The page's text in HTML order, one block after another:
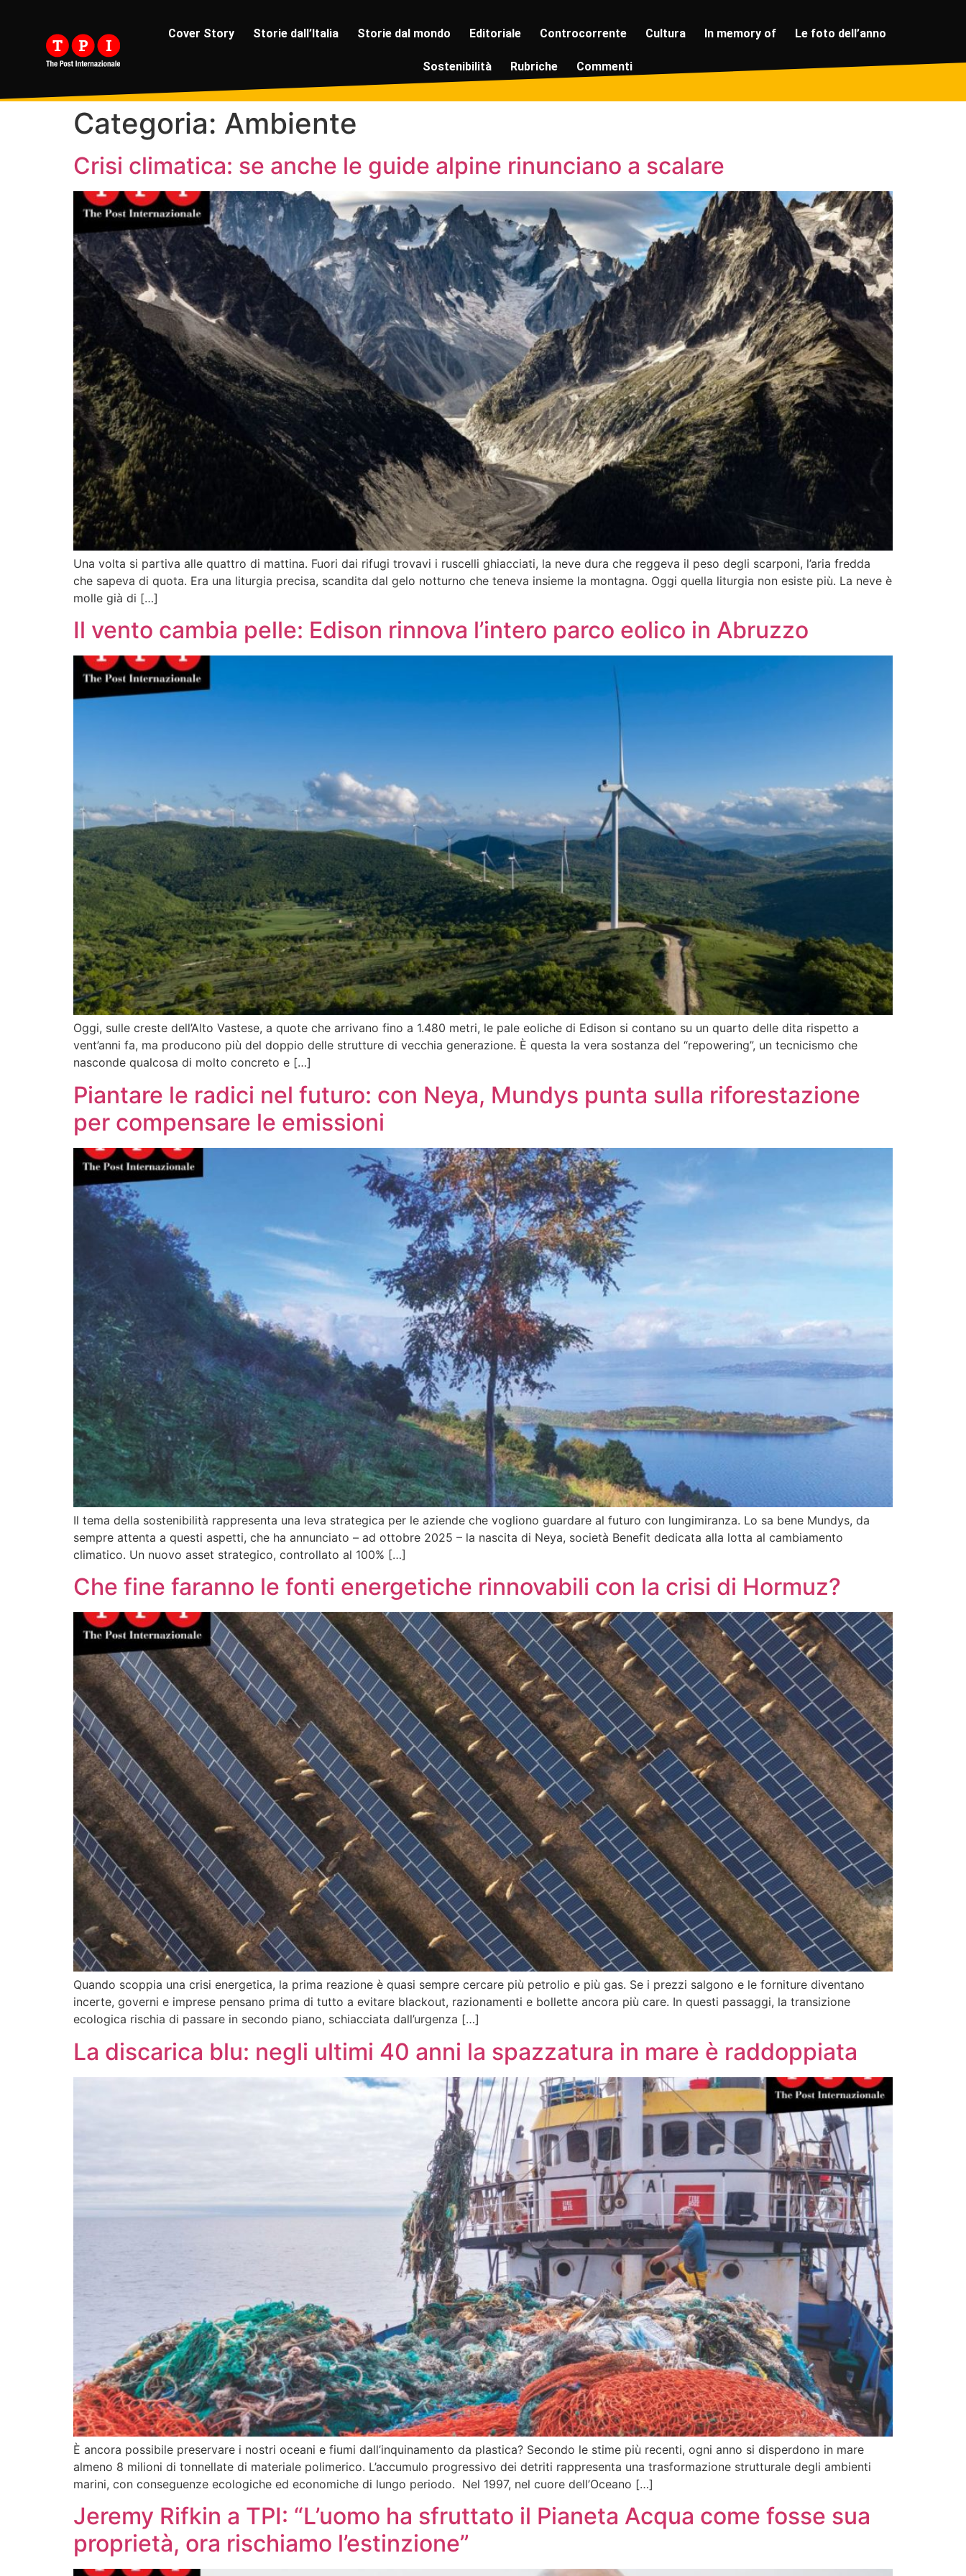
Cover Story Storie dall’Italia Storie dal mondo Editoriale Controcorrente Cultura In memory of Le foto dell’anno
Sostenibilità Rubriche Commenti
Categoria: Ambiente
Crisi climatica: se anche le guide alpine rinunciano a scalare
Una volta si partiva alle quattro di mattina. Fuori dai rifugi trovavi i ruscelli ghiacciati, la neve dura che reggeva il peso degli scarponi, l’aria fredda
che sapeva di quota. Era una liturgia precisa, scandita dal gelo notturno che teneva insieme la montagna. Oggi quella liturgia non esiste più. La neve è
molle già di […]
Il vento cambia pelle: Edison rinnova l’intero parco eolico in Abruzzo
Oggi, sulle creste dell’Alto Vastese, a quote che arrivano fino a 1.480 metri, le pale eoliche di Edison si contano su un quarto delle dita rispetto a
vent’anni fa, ma producono più del doppio delle strutture di vecchia generazione. È questa la vera sostanza del “repowering”, un tecnicismo che
nasconde qualcosa di molto concreto e […]
Piantare le radici nel futuro: con Neya, Mundys punta sulla riforestazione
per compensare le emissioni
Il tema della sostenibilità rappresenta una leva strategica per le aziende che vogliono guardare al futuro con lungimiranza. Lo sa bene Mundys, da
sempre attenta a questi aspetti, che ha annunciato – ad ottobre 2025 – la nascita di Neya, società Benefit dedicata alla lotta al cambiamento
climatico. Un nuovo asset strategico, controllato al 100% […]
Che fine faranno le fonti energetiche rinnovabili con la crisi di Hormuz?
Quando scoppia una crisi energetica, la prima reazione è quasi sempre cercare più petrolio e più gas. Se i prezzi salgono e le forniture diventano
incerte, governi e imprese pensano prima di tutto a evitare blackout, razionamenti e bollette ancora più care. In questi passaggi, la transizione
ecologica rischia di passare in secondo piano, schiacciata dall’urgenza […]
La discarica blu: negli ultimi 40 anni la spazzatura in mare è raddoppiata
È ancora possibile preservare i nostri oceani e fiumi dall’inquinamento da plastica? Secondo le stime più recenti, ogni anno si disperdono in mare
almeno 8 milioni di tonnellate di materiale polimerico. L’accumulo progressivo dei detriti rappresenta una trasformazione strutturale degli ambienti
marini, con conseguenze ecologiche ed economiche di lungo periodo. Nel 1997, nel cuore dell’Oceano […]
Jeremy Rifkin a TPI: “L’uomo ha sfruttato il Pianeta Acqua come fosse sua
proprietà, ora rischiamo l’estinzione”